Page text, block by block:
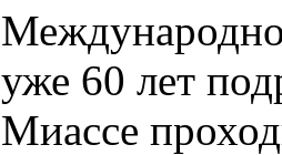
уже 60 лет
Миассе